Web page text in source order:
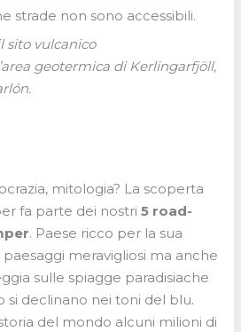
strade non sono accessibili.
vulcanico
geotermica di Kerlingarfjöll,
mitologia? La scoperta
fa parte dei nostri5 road-
. Paese ricco per la sua
paesaggi meravigliosi ma anche
sulle spiagge paradisiache
si declinano nei toni del blu.
del mondo alcuni milioni di